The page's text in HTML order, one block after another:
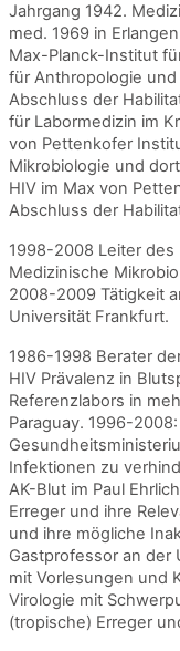
Jahrgang 1942.
med. 1969 in
Max-Planck-Institut
für Anthropologie
Abschluss der
für Labormedizin im
von Pettenkofer
Mikrobiologie und
HIV im Max von
Abschluss der
1998-2008 Leiter
Medizinische
2008-2009 Tätigkeit
Universität Frankfurt.
1986-1998 Berater
HIV Prävalenz in
Referenzlabors in
Paraguay. 1996-
Infektionen zu
AK-Blut im Paul
Erreger und ihre
und ihre mögliche
Gastprofessor an der
mit Vorlesungen und
Virologie mit
(tropische) Erreger